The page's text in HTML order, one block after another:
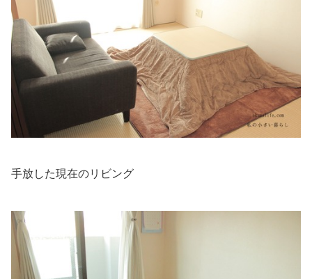
手放した現在のリビング